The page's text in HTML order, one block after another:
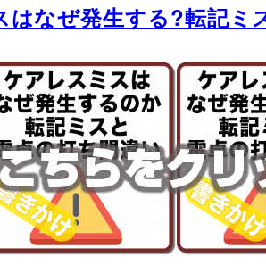
なぜ発生する?転記ミ